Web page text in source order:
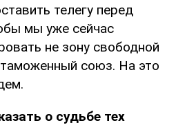
телегу перед
мы уже сейчас
не зону свободной
союз. На это
о судьбе тех